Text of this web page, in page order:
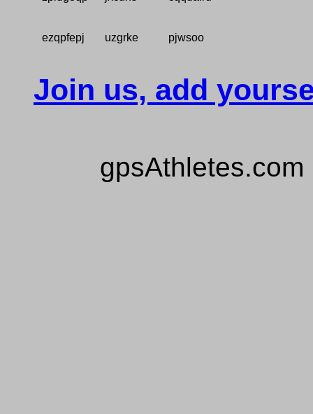
ezqpfepj uzgrke pjwsoo
Join us, add